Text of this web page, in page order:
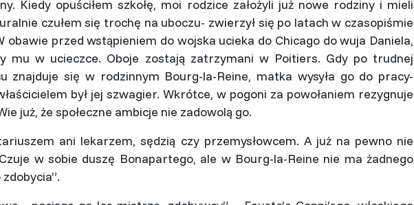
Kiedy opuściłem szkołę, moi rodzice założyli już nowe rodziny i mieli
czułem się trochę na uboczu- zwierzył się po latach w czasopiśmie
obawie przed wstąpieniem do wojska ucieka do Chicago do wuja Daniela,
mu w ucieczce. Oboje zostają zatrzymani w Poitiers. Gdy po trudnej
znajduje się w rodzinnym Bourg-la-Reine, matka wysyła go do pracy-
był jej szwagier. Wkrótce, w pogoni za powołaniem rezygnuje
już, że społeczne ambicje nie zadowolą go.
ani lekarzem, sędzią czy przemysłowcem. A już na pewno nie
w sobie duszę Bonapartego, ale w Bourg-la-Reine nie ma żadnego